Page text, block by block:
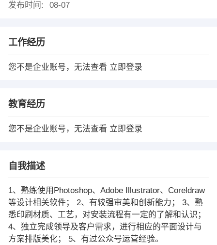
发布时间:
08-07
工作经历
您不是企业账号，无法查看 立即登录
教育经历
您不是企业账号，无法查看 立即登录
自我描述
1、熟练使用Photoshop、Adobe Illustrator、Coreldraw
等设计相关软件； 2、有较强审美和创新能力； 3、熟
悉印刷材质、工艺，对安装流程有一定的了解和认识；
4、独立完成领导及客户需求，进行相应的平面设计与
方案排版美化； 5、有过公众号运营经验。